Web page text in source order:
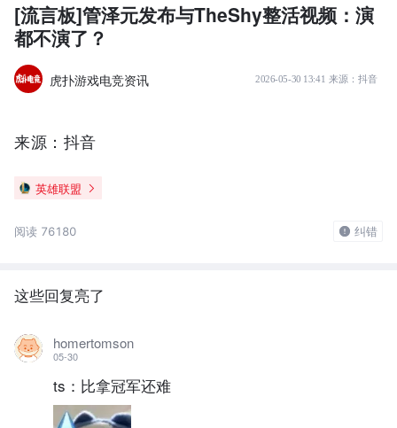
[流言板]管泽元发布与TheShy整活视频：演
都不演了？
虎扑游戏电竞资讯 2026-05-30 13:41 来源： 抖音
来源：抖音
英雄联盟
阅读 76180 纠错
这些回复亮了
homertomson
05-30
ts：比拿冠军还难